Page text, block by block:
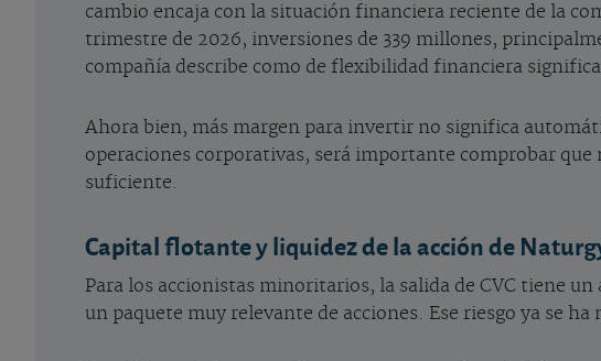
cambio encaja con la situación financiera reciente de la
trimestre de 2026, inversiones de 339 millones,
compañía describe como de flexibilidad financiera
Ahora bien, más margen para invertir no significa
operaciones corporativas, será importante comprobar
suficiente.
Capital flotante y liquidez de la acción de
Para los accionistas minoritarios, la salida de CVC tiene
un paquete muy relevante de acciones. Ese riesgo ya se